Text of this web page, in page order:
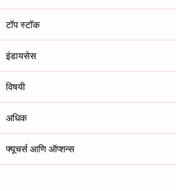
टॉप स्टॉक
इंडायसेस
विषयी
अधिक
फ्यूचर्स आणि ऑप्शन्स